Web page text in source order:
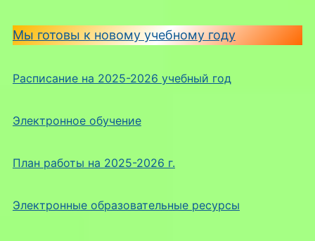
Мы готовы к новому учебному году
Расписание на 2025-2026 учебный год
Электронное обучение
План работы на 2025-2026 г.
Электронные образовательные ресурсы